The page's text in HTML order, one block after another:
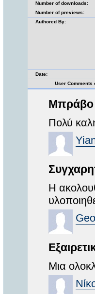
Number of downloads:
Number of previews:
Authored By:
Date:
User
Μπράβο
Πολύ
Η
Μια